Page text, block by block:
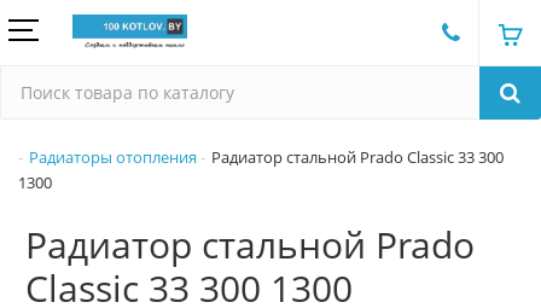
Радиаторы отопления
Радиатор стальной Prado Classic 33 300
1300
Радиатор стальной Prado
Classic 33 300 1300